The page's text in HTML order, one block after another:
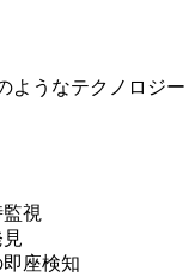
ようなテクノロジー
視
見
即座検知